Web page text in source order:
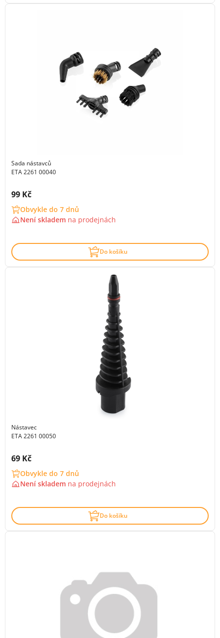
Sada nástavců
ETA 2261 00040
Cena s DPH:
99 Kč
Obvykle do 7 dnů
Není skladem na prodejnách
Do košíku
Nástavec
ETA 2261 00050
Cena s DPH:
69 Kč
Obvykle do 7 dnů
Není skladem na prodejnách
Do košíku